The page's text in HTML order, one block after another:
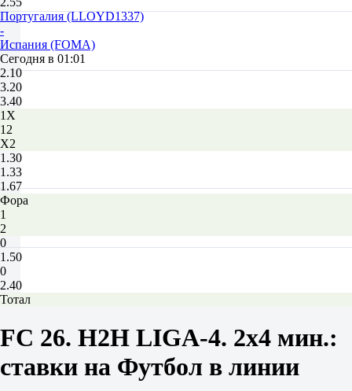
Португалия (LLOYD1337)
-
Испания (FOMA)
Сегодня в 01:01
2.10
3.20
3.40
1X
12
X2
1.30
1.33
1.67
Фора
1
2
0
1.50
0
2.40
Тотал
М
2.5
1.53
FC 26. H2H LIGA-4. 2x4 мин.:
ставки на Футбол в линии